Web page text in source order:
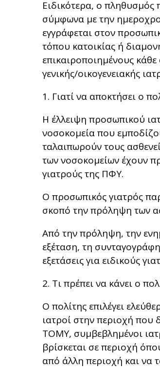
Ειδικότερα, ο πληθυσμός
σύμφωνα με την
εγγράφεται στον
τόπου κατοικίας ή
επικαιροποιημένους
γενικής/οικογενειακής
1. Γιατί να αποκτήσει ο
Η έλλειψη προσωπικού
νοσοκομεία που
ταλαιπωρούν τους
των νοσοκομείων έχουν
γιατρούς της ΠΦΥ.
Ο προσωπικός γιατρός
σκοπό την πρόληψη των
Από την πρόληψη, την
εξέταση, τη
εξετάσεις για ειδικούς
2. Τι πρέπει να κάνει ο
Ο πολίτης επιλέγει
ιατροί στην περιοχή που
ΤΟΜΥ, συμβεβλημένοι
βρίσκεται σε περιοχή
από άλλη περιοχή και να